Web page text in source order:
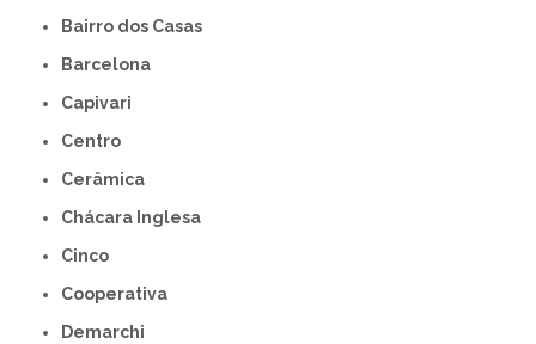
Bairro dos Casas
Barcelona
Capivari
Centro
Cerâmica
Chácara Inglesa
Cinco
Cooperativa
Demarchi